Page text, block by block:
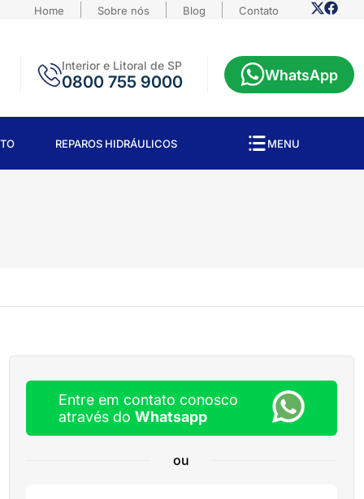
Home Sobre nós Blog Contato
Interior e Litoral de SP
0800 755 9000 WhatsApp
REPAROS HIDRÁULICOS MENU
Entre em contato conosco
através do Whatsapp
ou